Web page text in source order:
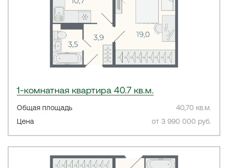
1-комнатная квартира 40.7 кв.м.
Общая площадь
40,70 кв.м.
Цена
от 3 990 000 руб.